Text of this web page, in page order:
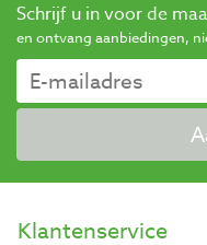
Schrijf u in voor de
en ontvang aanbiedingen,
Klantenservice